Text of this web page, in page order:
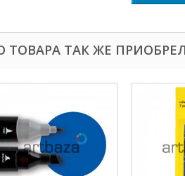
ТОВАРА ТАК ЖЕ